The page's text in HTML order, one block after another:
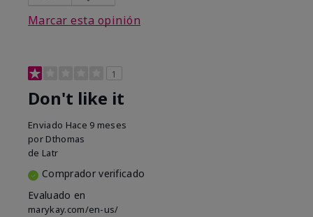
Marcar esta opinión
1
Don't like it
Enviado Hace 9 meses
por Dthomas
de Latr
Comprador verificado
Evaluado en
marykay.com/en-us/